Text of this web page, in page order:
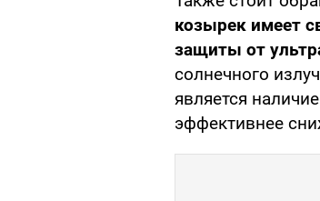
козырек имеет
защиты от
солнечного
является
эффективнее